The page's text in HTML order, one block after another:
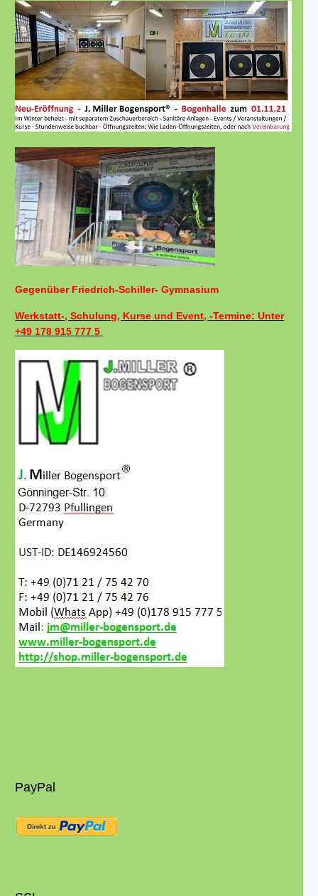
Gegenüber Friedrich-Schiller- Gymnasium
Werkstatt-, Schulung, Kurse und Event, -Termine: Unter
+49 178 915 777 5
PayPal